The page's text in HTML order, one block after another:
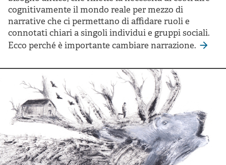
cognitivamente il mondo reale per mezzo di
narrative che ci permettano di affidare ruoli e
connotati chiari a singoli individui e gruppi sociali.
Ecco perché è importante cambiare narrazione.